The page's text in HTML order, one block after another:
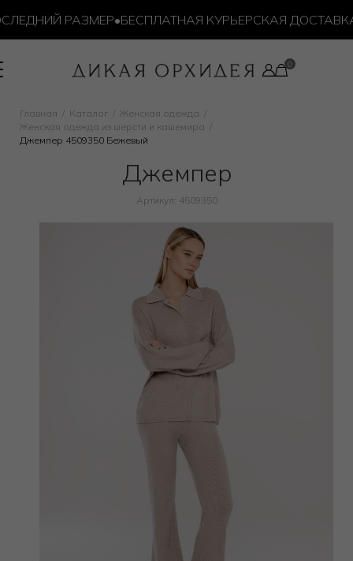
РАЗМЕР•БЕСПЛАТНАЯ КУРЬЕРСКАЯ ДОСТАВКА
Главная Каталог
Женская одежда
Женская одежда из шерсти и кашемира
Джемпер 4509350 Бежевый
Джемпер
Артикул: 4509350